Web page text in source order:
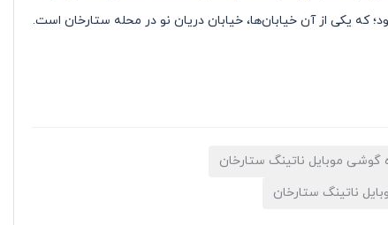
که یکی از آن خیابان‌ها، خیابان دریان نو در محله ستارخان است.
گوشی موبایل ناتینگ ستارخان
ناتینگ ستارخان